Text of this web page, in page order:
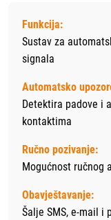
Funkcija:
Sustav za
signala
Automatsko
Detektira padove i
kontaktima
Ručno pozivanje:
Mogućnost ručnog
Obavještavanje:
Šalje SMS, e-mail i